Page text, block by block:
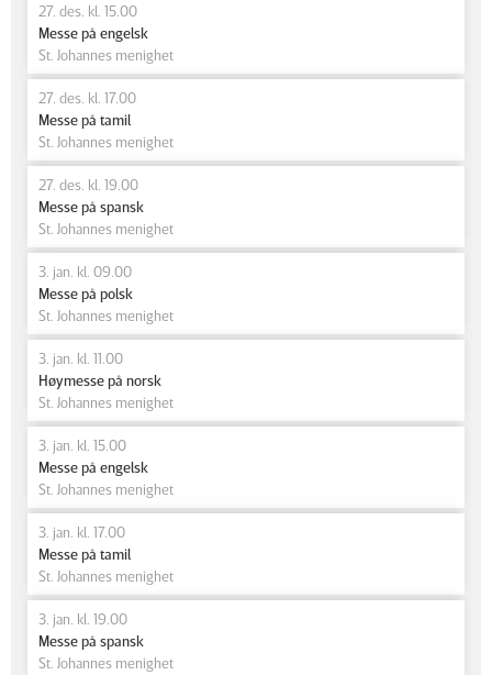
27. des. kl. 15.00
Messe på engelsk
St. Johannes menighet
27. des. kl. 17.00
Messe på tamil
St. Johannes menighet
27. des. kl. 19.00
Messe på spansk
St. Johannes menighet
3. jan. kl. 09.00
Messe på polsk
St. Johannes menighet
3. jan. kl. 11.00
Høymesse på norsk
St. Johannes menighet
3. jan. kl. 15.00
Messe på engelsk
St. Johannes menighet
3. jan. kl. 17.00
Messe på tamil
St. Johannes menighet
3. jan. kl. 19.00
Messe på spansk
St. Johannes menighet